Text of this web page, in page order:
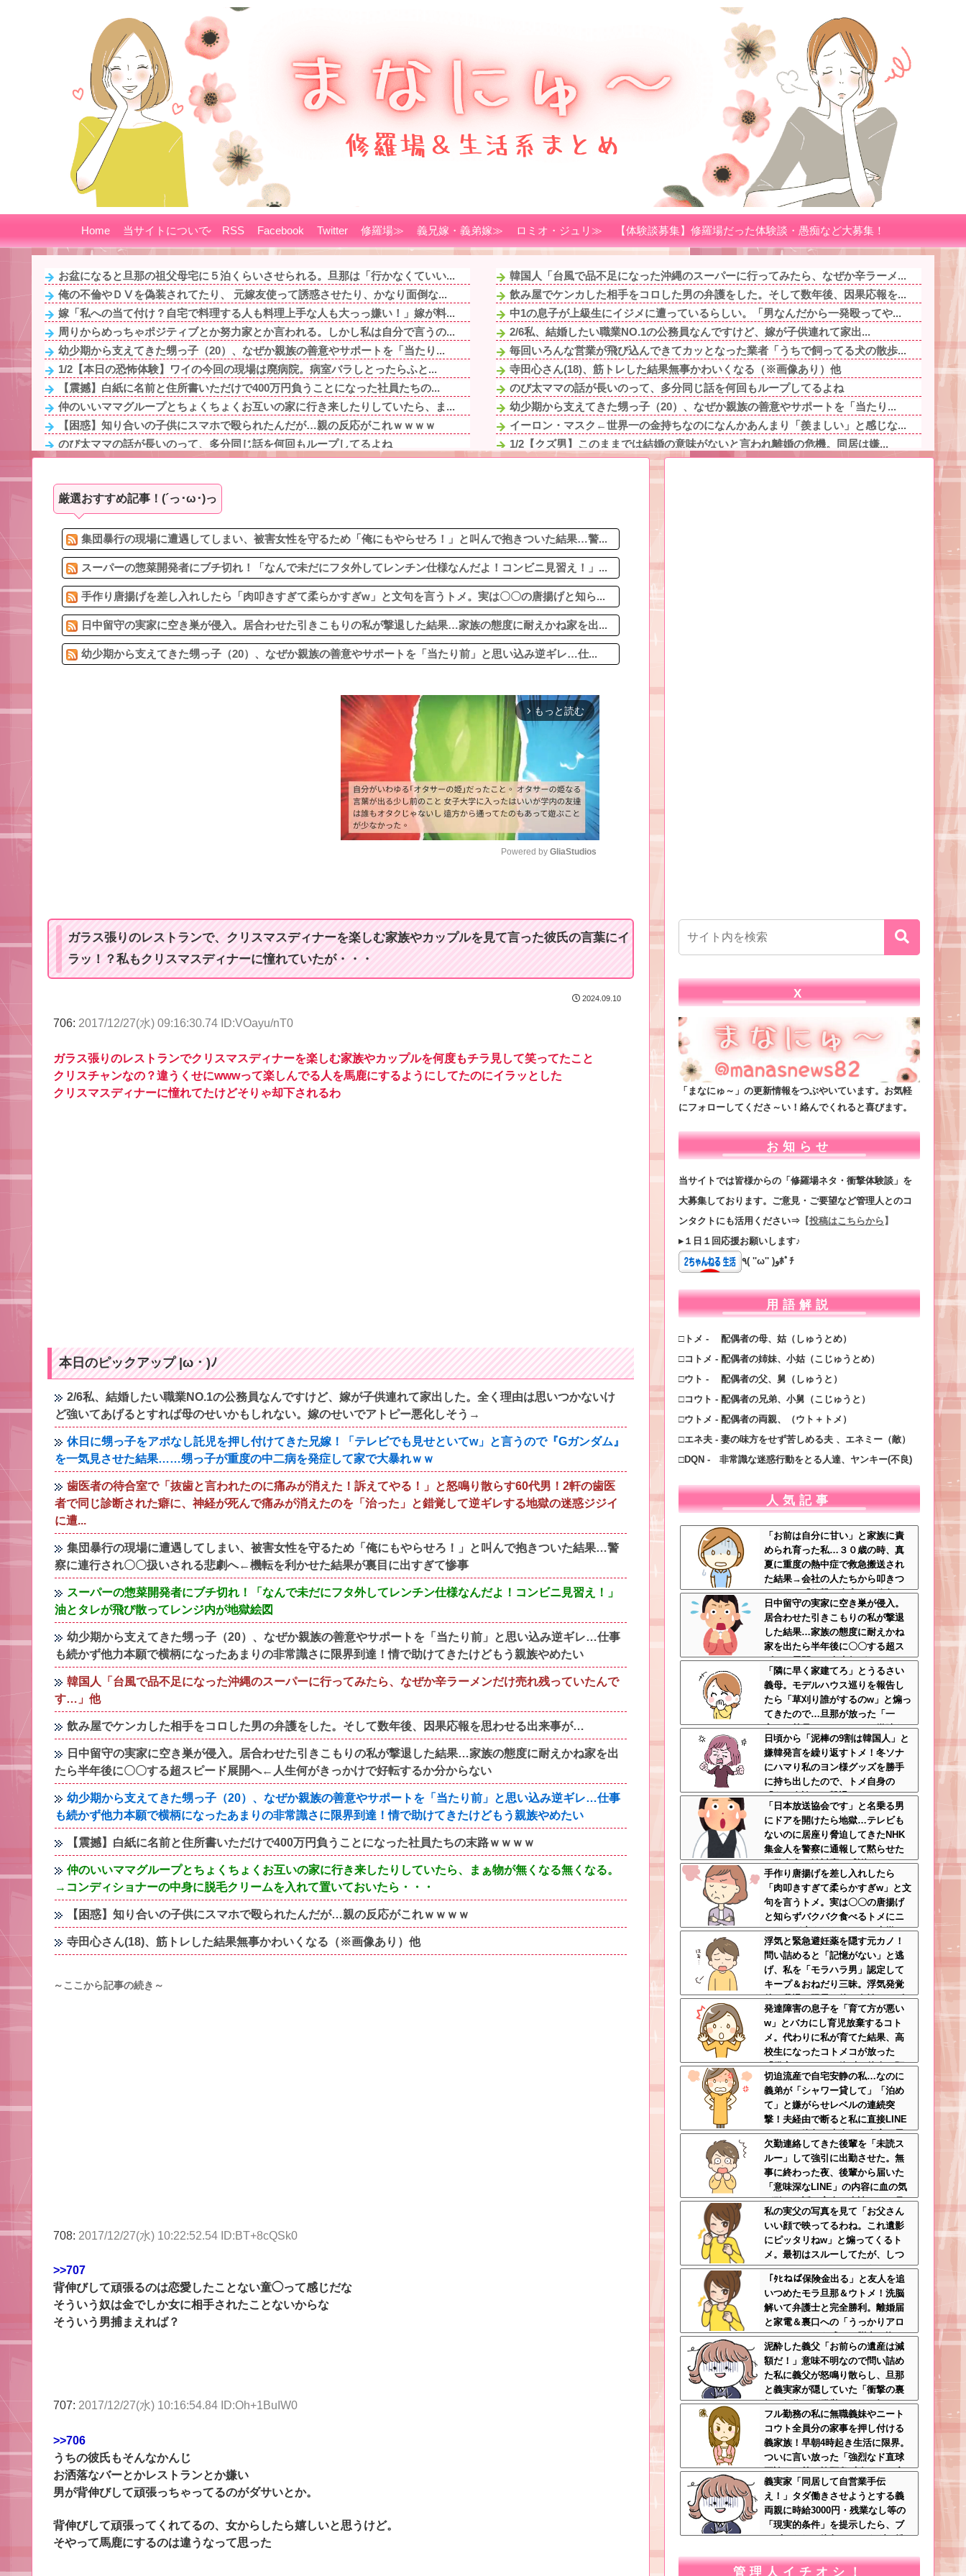
Home 当サイトについて RSS Facebook Twitter 修羅場≫ 義兄嫁・義弟嫁≫ ロミオ・ジュリ≫ 【体験談募集】修羅場だった体験談・愚痴など大募集！
お盆になると旦那の祖父母宅に５泊くらいさせられる。旦那は「行かなくていい...
俺の不倫やＤⅤを偽装されてたり、 元嫁友使って誘惑させたり、かなり面倒な...
嫁「私への当て付け？自宅で料理する人も料理上手な人も大っっ嫌い！」嫁が料...
周りからめっちゃポジティブとか努力家とか言われる。しかし私は自分で言うの...
幼少期から支えてきた甥っ子（20）、なぜか親族の善意やサポートを「当たり...
1/2【本日の恐怖体験】ワイの今回の現場は廃病院。病室バラしとったらふと...
【震撼】白紙に名前と住所書いただけで400万円負うことになった社員たちの...
仲のいいママグループとちょくちょくお互いの家に行き来したりしていたら、ま...
【困惑】知り合いの子供にスマホで殴られたんだが…親の反応がこれｗｗｗｗ
のび太ママの話が長いのって、多分同じ話を何回もループしてるよね
手作り唐揚げを差し入れしたら「肉叩きすぎて柔らかすぎw」と文句を言うトメ...
1/2【クズ男】このままでは結婚の意味がないと言われ離婚の危機。同居は嫌...
【崩壊寸前】夫がバイトの子を「放っておけない」とか言い訳する理由がコレｗ...
「お前は自分に甘い」と家族に責められ育った私…３０歳の時、真夏に重度の熱...
韓国人「台風で品不足になった沖縄のスーパーに行ってみたら、なぜか辛ラーメ...
飲み屋でケンカした相手をコロした男の弁護をした。そして数年後、因果応報を...
中1の息子が上級生にイジメに遭っているらしい。「男なんだから一発殴ってや...
2/6私、結婚したい職業NO.1の公務員なんですけど、嫁が子供連れて家出...
毎回いろんな営業が飛び込んできてカッとなった業者「うちで飼ってる犬の散歩...
寺田心さん(18)、筋トレした結果無事かわいくなる（※画像あり）他
のび太ママの話が長いのって、多分同じ話を何回もループしてるよね
幼少期から支えてきた甥っ子（20）、なぜか親族の善意やサポートを「当たり...
イーロン・マスク←世界一の金持ちなのになんかあんまり「羨ましい」と感じな...
1/2【クズ男】このままでは結婚の意味がないと言われ離婚の危機。同居は嫌...
【動画】どう見ても車がヤバい事故動画、謎にバイク批判派が湧いてきて終わる...
彼の実家に泊まらせてもらってるんだけど、兄弟、親、私、彼でいるときとか私...
厳選おすすめ記事！(´っ･ω･)っ
集団暴行の現場に遭遇してしまい、被害女性を守るため「俺にもやらせろ！」と叫んで抱きついた結果…警...
スーパーの惣菜開発者にブチ切れ！「なんで未だにフタ外してレンチン仕様なんだよ！コンビニ見習え！」...
手作り唐揚げを差し入れしたら「肉叩きすぎて柔らかすぎw」と文句を言うトメ。実は〇〇の唐揚げと知ら...
日中留守の実家に空き巣が侵入。居合わせた引きこもりの私が撃退した結果…家族の態度に耐えかね家を出...
幼少期から支えてきた甥っ子（20）、なぜか親族の善意やサポートを「当たり前」と思い込み逆ギレ…仕...
arrow_forward_ios もっと読む
t
Powered by GliaStudios
ガラス張りのレストランで、クリスマスディナーを楽しむ家族やカップルを見て言った彼氏の言葉にイ
ラッ！？私もクリスマスディナーに憧れていたが・・・
2024.09.10
706: 2017/12/27(水) 09:16:30.74 ID:VOayu/nT0
ガラス張りのレストランでクリスマスディナーを楽しむ家族やカップルを何度もチラ見して笑ってたこと
クリスチャンなの？違うくせにwwwって楽しんでる人を馬鹿にするようにしてたのにイラッとした
クリスマスディナーに憧れてたけどそりゃ却下されるわ
本日のピックアップ |ω・)ﾉ
2/6私、結婚したい職業NO.1の公務員なんですけど、嫁が子供連れて家出した。全く理由は思いつかないけ
ど強いてあげるとすれば母のせいかもしれない。嫁のせいでアトピー悪化しそう→
休日に甥っ子をアポなし託児を押し付けてきた兄嫁！「テレビでも見せといてw」と言うので『Gガンダム』
を一気見させた結果……甥っ子が重度の中二病を発症して家で大暴れｗｗ
歯医者の待合室で「抜歯と言われたのに痛みが消えた！訴えてやる！」と怒鳴り散らす60代男！2軒の歯医
者で同じ診断された癖に、神経が死んで痛みが消えたのを「治った」と錯覚して逆ギレする地獄の迷惑ジジイ
に遭...
集団暴行の現場に遭遇してしまい、被害女性を守るため「俺にもやらせろ！」と叫んで抱きついた結果…警
察に連行され〇〇扱いされる悲劇へ←機転を利かせた結果が裏目に出すぎて惨事
スーパーの惣菜開発者にブチ切れ！「なんで未だにフタ外してレンチン仕様なんだよ！コンビニ見習え！」
油とタレが飛び散ってレンジ内が地獄絵図
幼少期から支えてきた甥っ子（20）、なぜか親族の善意やサポートを「当たり前」と思い込み逆ギレ…仕事
も続かず他力本願で横柄になったあまりの非常識さに限界到達！情で助けてきたけどもう親族やめたい
韓国人「台風で品不足になった沖縄のスーパーに行ってみたら、なぜか辛ラーメンだけ売れ残っていたんで
す…」他
飲み屋でケンカした相手をコロした男の弁護をした。そして数年後、因果応報を思わせる出来事が…
日中留守の実家に空き巣が侵入。居合わせた引きこもりの私が撃退した結果…家族の態度に耐えかね家を出
たら半年後に〇〇する超スピード展開へ←人生何がきっかけで好転するか分からない
幼少期から支えてきた甥っ子（20）、なぜか親族の善意やサポートを「当たり前」と思い込み逆ギレ…仕事
も続かず他力本願で横柄になったあまりの非常識さに限界到達！情で助けてきたけどもう親族やめたい
【震撼】白紙に名前と住所書いただけで400万円負うことになった社員たちの末路ｗｗｗｗ
仲のいいママグループとちょくちょくお互いの家に行き来したりしていたら、まぁ物が無くなる無くなる。
→コンディショナーの中身に脱毛クリームを入れて置いておいたら・・・
【困惑】知り合いの子供にスマホで殴られたんだが…親の反応がこれｗｗｗｗ
寺田心さん(18)、筋トレした結果無事かわいくなる（※画像あり）他
～ここから記事の続き～
708: 2017/12/27(水) 10:22:52.54 ID:BT+8cQSk0
>>707
背伸びして頑張るのは恋愛したことない童◯って感じだな
そういう奴は金でしか女に相手されたことないからな
そういう男捕まえれば？
707: 2017/12/27(水) 10:16:54.84 ID:Oh+1BuIW0
>>706
うちの彼氏もそんなかんじ
お洒落なバーとかレストランとか嫌い
男が背伸びして頑張っちゃってるのがダサいとか。
背伸びして頑張ってくれてるの、女からしたら嬉しいと思うけど。
そやって馬鹿にするのは違うなって思った
X
「まなにゅ～」の更新情報をつぶやいています。お気軽
にフォローしてくださ～い！絡んでくれると喜びます。
お知らせ
当サイトでは皆様からの「修羅場ネタ・衝撃体験談」を
大募集しております。ご意見・ご要望など管理人とのコ
ンタクトにも活用ください⇒ 【投稿はこちらから 】
▸１日１回応援お願いします♪
٩( ''ω'' )وﾎﾟﾁ
用語解説
□トメ - 配偶者の母、姑（しゅうとめ）
□コトメ - 配偶者の姉妹、小姑（こじゅうとめ）
□ウト - 配偶者の父、舅（しゅうと）
□コウト - 配偶者の兄弟、小舅（こじゅうと）
□ウトメ - 配偶者の両親、（ウト＋トメ）
□エネ夫 - 妻の味方をせず苦しめる夫 、エネミー（敵）
□DQN - 非常識な迷惑行動をとる人達、ヤンキー(不良)
人気記事
「お前は自分に甘い」と家族に責
められ育った私…３０歳の時、真
夏に重度の熱中症で救急搬送され
た結果→会社の人たちから叩きつ
けられた「衝撃の事実」に絶句
日中留守の実家に空き巣が侵入。
居合わせた引きこもりの私が撃退
した結果…家族の態度に耐えかね
家を出たら半年後に〇〇する超ス
ピード展開へ←人生何がきっかけ
で好転するか分からない
「隣に早く家建てろ」とうるさい
義母。モデルハウス巡りを報告し
たら「草刈り誰がするのw」と煽っ
てきたので…旦那が放った「一
言」に義母オロオロｗｗ←嫌味を
逆手にとった神対応すぎる
日頃から「泥棒の9割は韓国人」と
嫌韓発言を繰り返すトメ！冬ソナ
にハマり私のヨン様グッズを勝手
に持ち出したので、トメ自身の
「あの自論」で撃退したったｗｗ
←矛盾だらけのトメにブーメラン
刺さりまくり
「日本放送協会です」と名乗る男
にドアを開けたら地獄…テレビも
ないのに居座り脅迫してきたNHK
集金人を警察に通報して黙らせた
←警察官の神対応に感謝しかない
手作り唐揚げを差し入れしたら
「肉叩きすぎて柔らかすぎw」と文
句を言うトメ。実は〇〇の唐揚げ
と知らずバクバク食べるトメにニ
ヤニヤが止まらないｗｗ←大嫌い
な食材おいしく食べててワロタ
浮気と緊急避妊薬を隠す元カノ！
問い詰めると「記憶がない」と逃
げ、私を「モラハラ男」認定して
キープ＆おねだり三昧。浮気発覚
後、我慢の限界で他の女性とスピ
ード婚した結果ｗｗｗｗｗ
発達障害の息子を「育て方が悪い
w」とバカにし育児放棄するコト
メ。代わりに私が育てた結果、高
校生になったコトメコが放った
「発言」にコトメ絶叫←他人に預
けっぱなしで親面するな
切迫流産で自宅安静の私…なのに
義弟が「シャワー貸して」「泊め
て」と嫌がらせレベルの連続突
撃！夫経由で断ると私に直接LINE
してきて絶句←大人しく自宅の風
呂に入れよ
欠勤連絡してきた後輩を「未読ス
ルー」して強引に出勤させた。無
事に終わった夜、後輩から届いた
「意味深なLINE」の内容に血の気
が引いた話←完全に未読スルー見
抜かれてて草
私の実父の写真を見て「お父さん
いい顔で映ってるわね。これ遺影
にピッタリねw」と煽ってくるト
メ。最初はスルーしてたが、しつ
こいのでスマホのカメラをトメに
向けて同じ手で反撃したったｗｗ
ｗ
「ﾀﾋねば保険金出る」と友人を追
いつめたモラ旦那＆ウトメ！洗脳
解いて弁護士と完全勝利。離婚届
と家電＆裏口への「うっかりアロ
ンアルファ」を残して脱出←悔し
泣きしながらやることがエグくて
草
泥酔した義父「お前らの遺産は減
額だ！」意味不明なので問い詰め
た私に義父が怒鳴り散らし、旦那
と義実家が隠していた「衝撃の裏
切り行為」が発覚ｗｗｗ←知らん
間に200万払われてて草
フル勤務の私に無職義妹やニート
コウト全員分の家事を押し付ける
義家族！早朝4時起き生活に限界。
ついに言い放った「強烈なド直球
正論」に義一族阿鼻叫喚ｗｗ←怠
け者どもに正論のナイフをグサリ
義実家「同居して自営業手伝
え！」タダ働きさせようとする義
両親に時給3000円・残業なし等の
「現実的条件」を提示したら、ブ
チギレられて絶句ｗｗ←タダで働
管理人イチオシ！